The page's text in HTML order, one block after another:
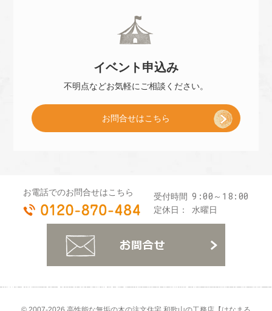
プ
ゼ
イベント 申込み
不明点などお気軽にご相談ください。
お問合せはこちら
お電話でのお問合せはこちら
0120-870-484
受付時間 9:00～18:00
定休日： 水曜日